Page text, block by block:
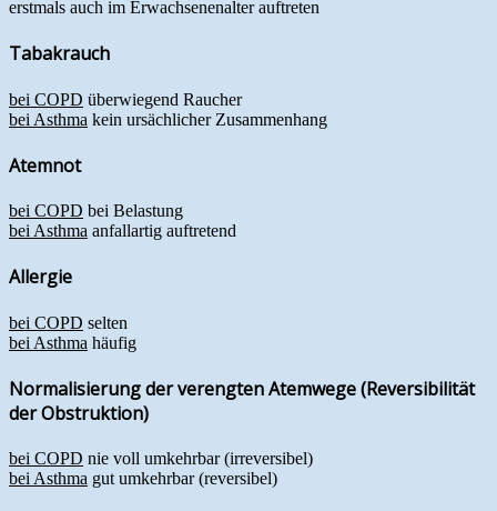
erstmals auch im Erwachsenenalter auftreten
Tabakrauch
bei COPD überwiegend Raucher
bei Asthma kein ursächlicher Zusammenhang
Atemnot
bei COPD bei Belastung
bei Asthma anfallartig auftretend
Allergie
bei COPD selten
bei Asthma häufig
Normalisierung der verengten Atemwege (Reversibilität
der Obstruktion)
bei COPD nie voll umkehrbar (irreversibel)
bei Asthma gut umkehrbar (reversibel)